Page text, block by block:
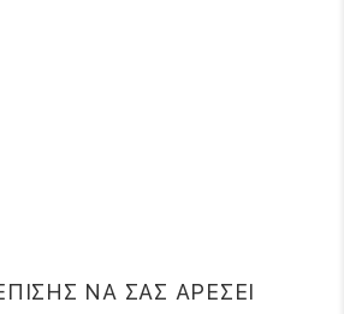
ΝΑ ΣΑΣ ΑΡΕΣΕΙ